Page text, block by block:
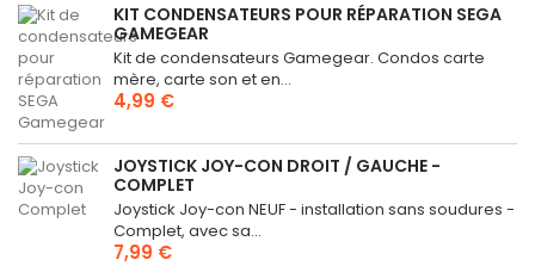
KIT CONDENSATEURS POUR RÉPARATION SEGA
GAMEGEAR
Kit de condensateurs Gamegear. Condos carte
mère, carte son et en...
4,99 €
JOYSTICK JOY-CON DROIT / GAUCHE -
COMPLET
Joystick Joy-con NEUF - installation sans soudures -
Complet, avec sa...
7,99 €